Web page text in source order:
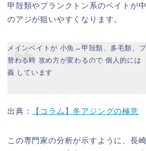
甲殻類やプランクトン系のベイトが
のアジが狙いやすくなります。
メインベイトが 小魚→甲殻類、多毛類、
替わる時 攻め方が変わるので 個人的には
義 しています
出典： 【コラム】冬アジングの極意
この専門家の分析が示すように、長